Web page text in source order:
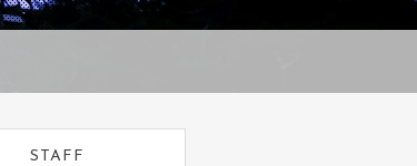
STAFF